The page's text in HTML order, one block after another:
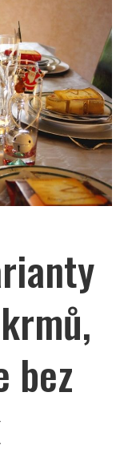
bez